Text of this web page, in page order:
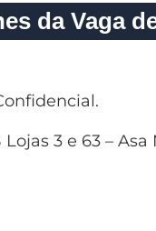
da Vaga
3 e 63 –